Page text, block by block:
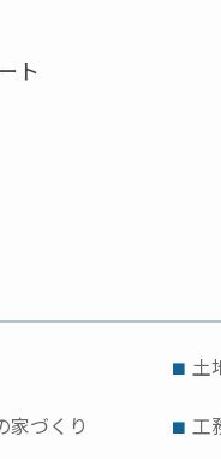
ト
土
家づくり 工